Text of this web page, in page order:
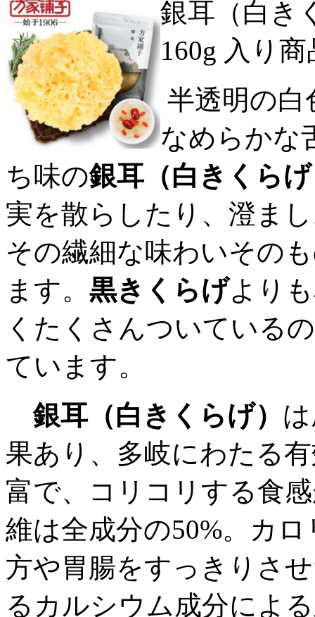
銀耳（白き
160g 入り
半透明の白
なめらかな
ち味の銀耳（白きくら
実を散らしたり、澄ま
その繊細な味わいその
ます。 黒きくらげより
くたくさんついている
ています。
銀耳（白きくらげ）
果あり、多岐にわたる
富で、コリコリする食
維は全成分の50%。カ
方や胃腸をすっきりさ
るカルシウム成分によ